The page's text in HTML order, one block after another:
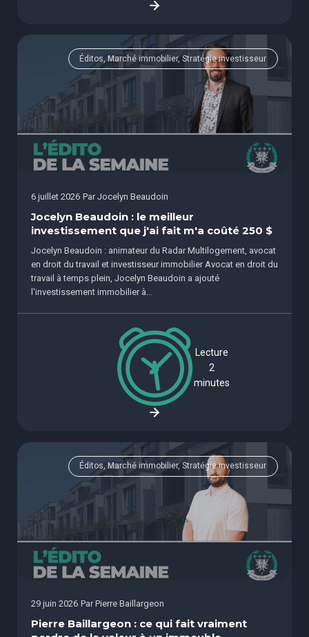
Éditos, Marché immobilier, Stratégie investisseur
6 juillet 2026 Par Jocelyn Beaudoin
Jocelyn Beaudoin : le meilleur
investissement que j'ai fait m'a coûté 250 $
Jocelyn Beaudoin : animateur du Radar Multilogement, avocat
en droit du travail et investisseur immobilier Avocat en droit du
travail à temps plein, Jocelyn Beaudoin a ajouté
l'investissement immobilier à...
Lecture
2
minutes
Éditos, Marché immobilier, Stratégie investisseur
29 juin 2026 Par Pierre Baillargeon
Pierre Baillargeon : ce qui fait vraiment